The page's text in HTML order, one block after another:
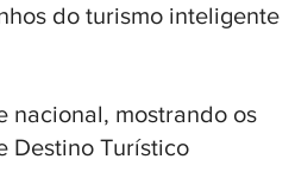
do turismo inteligente
nacional, mostrando os
Destino Turístico